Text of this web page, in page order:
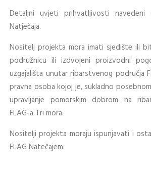
Detaljni uvjeti prihvatljivosti navedeni
Natječaja.
Nositelj projekta mora imati sjedište ili
podružnicu ili izdvojeni proizvodni
uzgajališta unutar ribarstvenog područja
pravna osoba kojoj je, sukladno
upravljanje pomorskim dobrom na
FLAG-a Tri mora.
Nositelji projekta moraju ispunjavati i
FLAG Natečajem.